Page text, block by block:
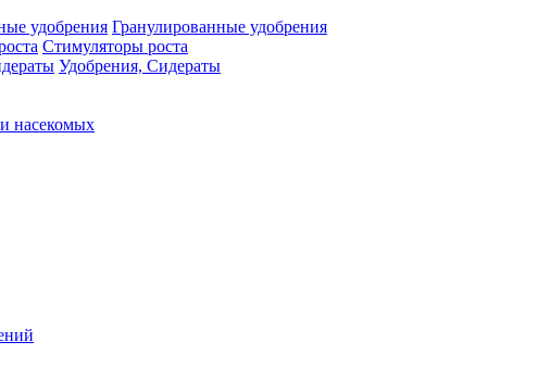
Гранулированные удобрения
Стимуляторы роста
Удобрения, Сидераты
насекомых